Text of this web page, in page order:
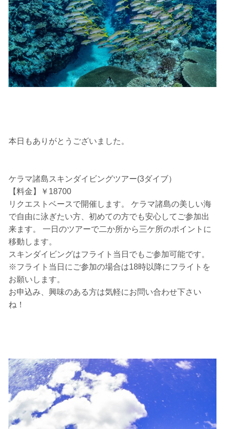
本日もありがとうございました。
ケラマ諸島スキンダイビングツアー(3ダイブ）
【料金】￥18700
リクエストベースで開催します。 ケラマ諸島の美しい海
で自由に泳ぎたい方、初めての方でも安心してご参加出
来ます。 一日のツアーで二か所から三ケ所のポイントに
移動します。
スキンダイビングはフライト当日でもご参加可能です。
※フライト当日にご参加の場合は18時以降にフライトを
お願いします。
お申込み、興味のある方は気軽にお問い合わせ下さい
ね！
賠償を請求しません。
承諾しました。
上記承諾ください。